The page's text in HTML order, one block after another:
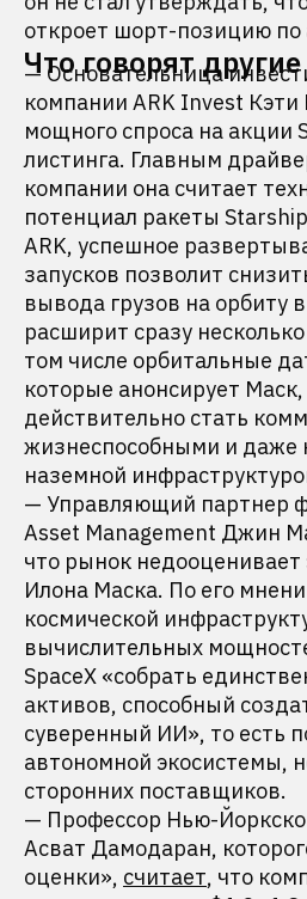
откроет шорт-позицию по
Что говорят другие
— Основательница
компании ARK Invest Кэти
мощного спроса на акции
листинга. Главным
компании она считает
потенциал ракеты
ARK, успешное
запусков позволит
вывода грузов на орбиту
расширит сразу
том числе орбитальные
которые анонсирует Маск,
действительно стать
жизнеспособными и даже
наземной
— Управляющий партнер
Asset Management Джин
что рынок
Илона Маска. По его
космической
вычислительных
SpaceX «собрать
активов, способный
суверенный ИИ», то есть
автономной экосистемы,
сторонних поставщиков.
— Профессор Нью-
Асват Дамодаран,
оценки», считает, что